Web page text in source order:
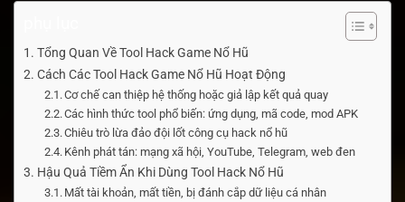
Tổng Quan Về Tool Hack Game Nổ Hũ
Cách Các Tool Hack Game Nổ Hũ Hoạt Động
Cơ chế can thiệp hệ thống hoặc giả lập kết quả quay
Các hình thức tool phổ biến: ứng dụng, mã code, mod APK
Chiêu trò lừa đảo đội lốt công cụ hack nổ hũ
Kênh phát tán: mạng xã hội, YouTube, Telegram, web đen
Hậu Quả Tiềm Ẩn Khi Dùng Tool Hack Nổ Hũ
Mất tài khoản, mất tiền, bị đánh cắp dữ liệu cá nhân